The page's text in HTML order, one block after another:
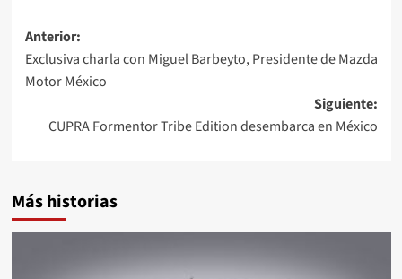
Navegación
de
entradas
Anterior:
Exclusiva charla con Miguel Barbeyto, Presidente de Mazda
Motor México
Siguiente:
CUPRA Formentor Tribe Edition desembarca en México
Más historias